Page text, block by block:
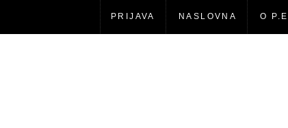
PRIJAVA NASLOVNA O